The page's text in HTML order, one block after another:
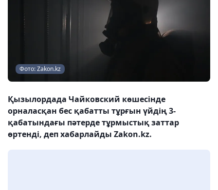
Фото: Zakon.kz
Қызылордада Чайковский көшесінде
орналасқан бес қабатты тұрғын үйдің 3-
қабатындағы пәтерде тұрмыстық заттар
өртенді, деп хабарлайды Zakon.kz.